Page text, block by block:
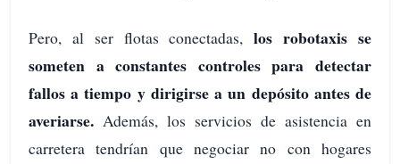
Pero, al ser flotas conectadas,los robotaxis se
someten a constantes controles para detectar
fallos a tiempo y dirigirse a un depósito antes de
averiarse. Además, los servicios de asistencia en
carretera tendrían que negociar no con hogares